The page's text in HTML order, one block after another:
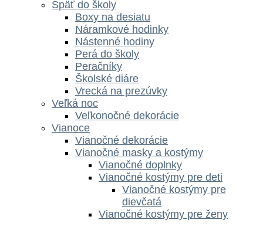
Späť do školy
Boxy na desiatu
Náramkové hodinky
Nástenné hodiny
Perá do školy
Peračníky
Školské diáre
Vrecká na prezúvky
Veľká noc
Veľkonočné dekorácie
Vianoce
Vianočné dekorácie
Vianočné masky a kostýmy
Vianočné doplnky
Vianočné kostýmy pre deti
Vianočné kostýmy pre
dievčatá
Vianočné kostýmy pre ženy